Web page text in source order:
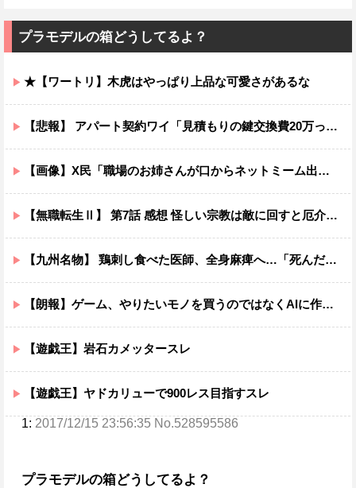
プラモデルの箱どうしてるよ？
★【ワートリ】木虎はやっぱり上品な可愛さがあるな
【悲報】 アパート契約ワイ「見積もりの鍵交換費20万って何ですか？」不動産屋「鍵を新しい物に交換したのです」
【画像】X民「職場のお姉さんが口からネットミーム出てきて好感持てる」←10万いいねwwxwxwwwww
【無職転生Ⅱ】 第7話 感想 怪しい宗教は敵に回すと厄介ニャ【異世界行ったら本気だす】
【九州名物】 鶏刺し食べた医師、全身麻痺へ…「死んだほうが良い」
【朗報】ゲーム、やりたいモノを買うのではなくAIに作らせる時代が到来ｗｗｗｗ
【遊戯王】岩石カメッタースレ
【遊戯王】ヤドカリューで900レス目指すスレ
1: 2017/12/15 23:56:35 No.528595586
プラモデルの箱どうしてるよ？